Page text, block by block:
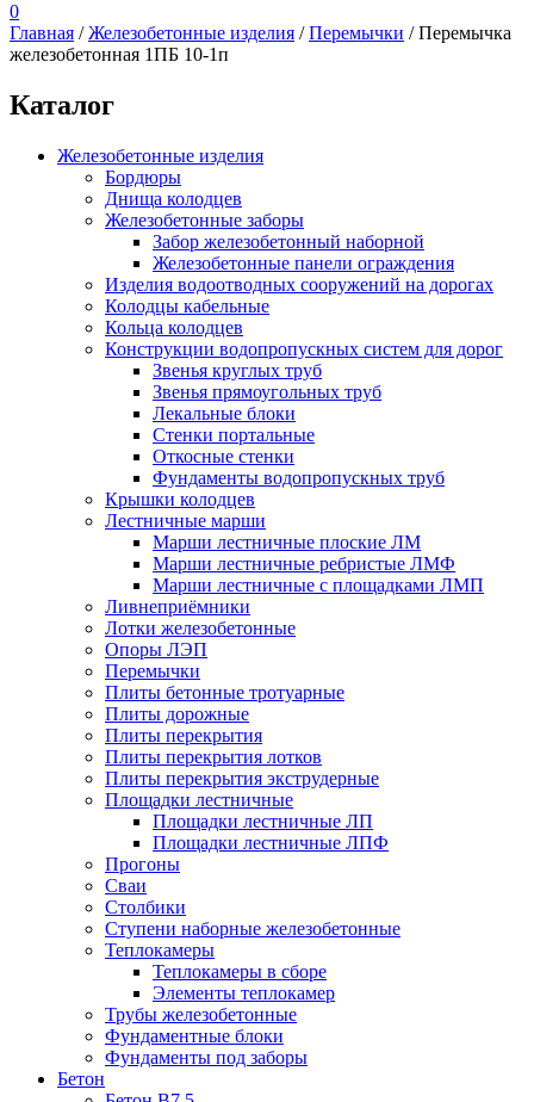
0
Главная /Железобетонные изделия /Перемычки / Перемычка
железобетонная 1ПБ 10-1п
Каталог
Железобетонные изделия
Бордюры
Днища колодцев
Железобетонные заборы
Забор железобетонный наборной
Железобетонные панели ограждения
Изделия водоотводных сооружений на дорогах
Колодцы кабельные
Кольца колодцев
Конструкции водопропускных систем для дорог
Звенья круглых труб
Звенья прямоугольных труб
Лекальные блоки
Стенки портальные
Откосные стенки
Фундаменты водопропускных труб
Крышки колодцев
Лестничные марши
Марши лестничные плоские ЛМ
Марши лестничные ребристые ЛМФ
Марши лестничные с площадками ЛМП
Ливнеприёмники
Лотки железобетонные
Опоры ЛЭП
Перемычки
Плиты бетонные тротуарные
Плиты дорожные
Плиты перекрытия
Плиты перекрытия лотков
Плиты перекрытия экструдерные
Площадки лестничные
Площадки лестничные ЛП
Площадки лестничные ЛПФ
Прогоны
Сваи
Столбики
Ступени наборные железобетонные
Теплокамеры
Теплокамеры в сборе
Элементы теплокамер
Трубы железобетонные
Фундаментные блоки
Фундаменты под заборы
Бетон